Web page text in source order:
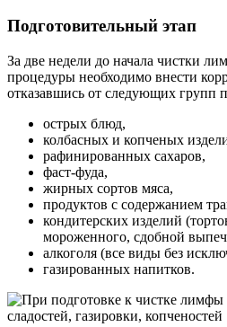
Подготовительный этап
За две недели до начала чистки
процедуры необходимо внести
отказавшись от следующих групп
острых блюд,
колбасных и копченых
рафинированных сахаров,
фаст-фуда,
жирных сортов мяса,
продуктов с содержанием
кондитерских изделий
мороженного, сдобной
алкоголя (все виды без
газированных напитков.